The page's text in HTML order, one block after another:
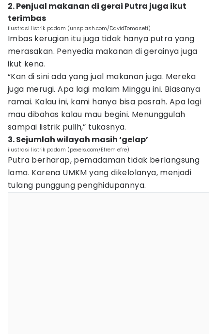
2. Penjual makanan di gerai Putra juga ikut
terimbas
ilustrasi listrik padam (unsplash.com/DavidTomaseti)
Imbas kerugian itu juga tidak hanya putra yang
merasakan. Penyedia makanan di gerainya juga
ikut kena.
“Kan di sini ada yang jual makanan juga. Mereka
juga merugi. Apa lagi malam Minggu ini. Biasanya
ramai. Kalau ini, kami hanya bisa pasrah. Apa lagi
mau dibahas kalau mau begini. Menunggulah
sampai listrik pulih,” tukasnya.
3. Sejumlah wilayah masih ‘gelap’
ilustrasi listrik padam (pexels.com/Efrem efre)
Putra berharap, pemadaman tidak berlangsung
lama. Karena UMKM yang dikelolanya, menjadi
tulang punggung penghidupannya.